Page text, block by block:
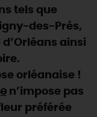
tels que
des-Prés,
ainsi
orléanaise !
n’impose pas
préférée